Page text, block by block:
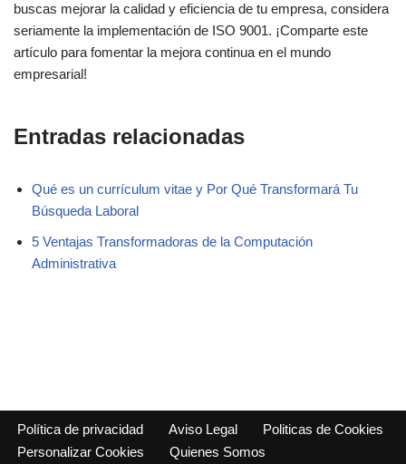
buscas mejorar la calidad y eficiencia de tu empresa, considera
seriamente la implementación de ISO 9001. ¡Comparte este
artículo para fomentar la mejora continua en el mundo
empresarial!
Entradas relacionadas
Qué es un currículum vitae y Por Qué Transformará Tu
Búsqueda Laboral
5 Ventajas Transformadoras de la Computación
Administrativa
Política de privacidad Aviso Legal
Politicas de Cookies
Personalizar Cookies
Quienes Somos